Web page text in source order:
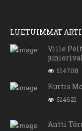
LUETUIMMAT
Ville
514708
Kurtis
514621
Antti